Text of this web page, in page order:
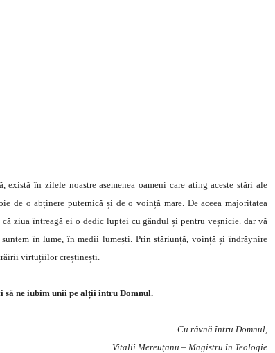
există în zilele noastre asemenea oameni care ating aceste stări ale
de o abținere puternică și de o voință mare. De aceea majoritatea
ziua întreagă ei o dedic luptei cu gândul și pentru veșnicie. dar vă
în lume, în medii lumești. Prin stăriunță, voință și îndrăynire
trăirii virtuțiilor creștinești.
să ne iubim unii pe alții întru Domnul.
Cu râvnă întru Domnul,
Vitalii Mereuţanu – Magistru în Teologie